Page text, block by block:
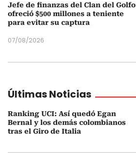
Jefe de finanzas del Clan del Golfo
ofreció $500 millones a teniente
para evitar su captura
07/08/2026
Últimas Noticias
Ranking UCI: Así quedó Egan
Bernal y los demás colombianos
tras el Giro de Italia